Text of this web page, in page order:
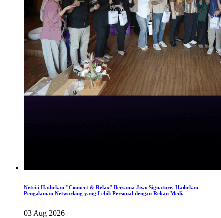
Netciti Hadirkan "Connect & Relax" Bersama Jiwo Signature, Hadirkan
Pengalaman Networking yang Lebih Personal dengan Rekan Media
03 Aug 2026